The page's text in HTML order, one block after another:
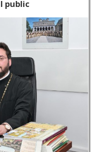
public